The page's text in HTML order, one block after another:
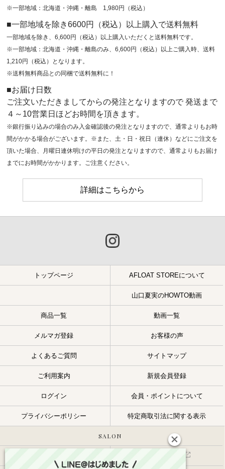
※一部地域：北海道・沖縄・離島 1,980円（税込）
■一部地域を除き6600円（税込）以上購入で送料無料
一部地域を除き、6,600円（税込）以上購入いただくと送料無料です。
※一部地域：北海道・沖縄・離島のみ、6,600円（税込）以上ご購入時、送料
1,210円（税込）となります。
※送料無料商品との同梱で送料無料に！
■お届け日数
ご注文いただきましてからの発注となりますので 発送まで
４～10営業日ほどお時間を頂きます。
※銀行振り込みの場合のみ入金確認後の発注となりますので、通常よりもお時
間がかかる場合がございます。※また、土・日・祝日（連休）などにご注文を
頂いた場合、月曜日連休明けの平日の発注となりますので、通常よりもお届け
までにお時間がかかります。ご注意ください。
詳細はこちらから
トップページ AFLOAT STOREについて
山口夏実のHOWTO動画
商品一覧 動画一覧
メルマガ登録 お客様の声
よくあるご質問 サイトマップ
ご利用案内 新規会員登録
ログイン 会員・ポイントについて
プライバシーポリシー 特定商取引法に関する表示
SALON